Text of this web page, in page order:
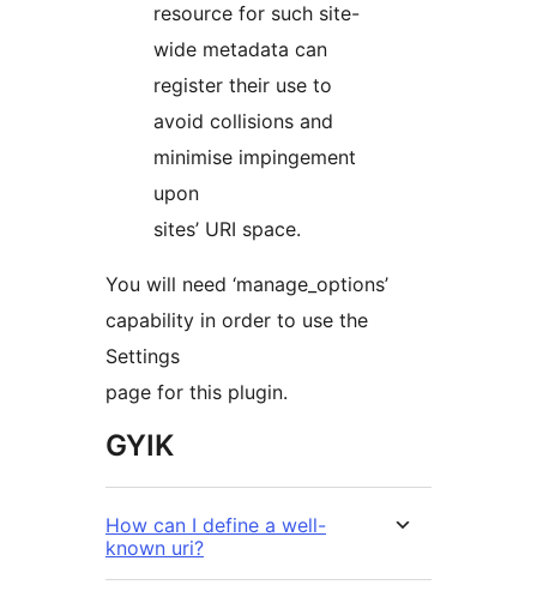
resource for such site-
wide metadata can
register their use to
avoid collisions and
minimise impingement
upon
sites’ URI space.
You will need ‘manage_options’
capability in order to use the
Settings
page for this plugin.
GYIK
How can I define a well-
known uri?